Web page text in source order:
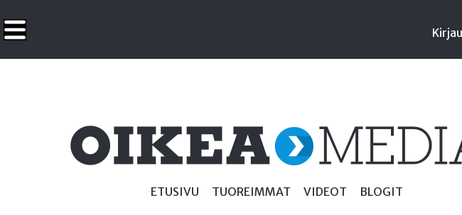
ETUSIVU TUOREIMMAT VIDEOT BLOGIT